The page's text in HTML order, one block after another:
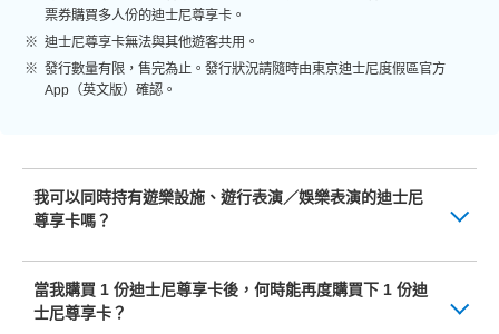
票券購買多人份的迪士尼尊享卡。
迪士尼尊享卡無法與其他遊客共用。
發行數量有限，售完為止。發行狀況請隨時由東京迪士尼度假區官方
App（英文版）確認。
我可以同時持有遊樂設施、遊行表演／娛樂表演的迪士尼
尊享卡嗎？
當我購買 1 份迪士尼尊享卡後，何時能再度購買下 1 份迪
士尼尊享卡？